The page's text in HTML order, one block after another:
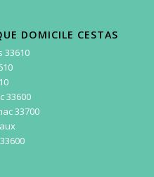
DOMICILE CESTAS
33610
33600
33700